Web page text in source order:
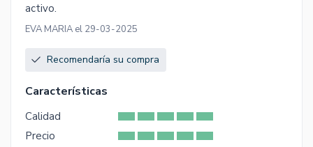
activo.
EVA MARIA el 29-03-2025
Recomendaría su compra
Características
Calidad
Precio